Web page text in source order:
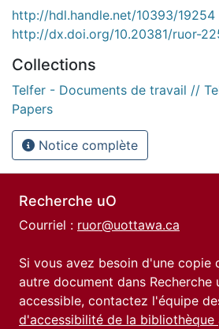
http://hdl.handle.net/10393/19254
http://dx.doi.org/10.20381/ruor-
Collections
Telfer - Documents de travail //
Papers
Notice complète
Recherche uO
Courriel : ruor@uottawa.ca
Si vous avez besoin d'une copie
autre document dans Recherche
accessible, contactez l'équipe
d'accessibilité de la bibliothèque